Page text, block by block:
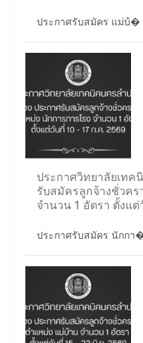
ประกาศรับสมัคร แม่บ้�
ประกาศวิทยาลัยเทค
รับสมัครลูกจ้างชั่วคร
จำนวน 1 อัตรา ตั้งแ
ประกาศรับสมัคร นักกา